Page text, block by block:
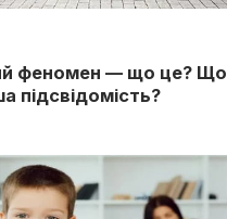
феномен — що це? Що
підсвідомість?